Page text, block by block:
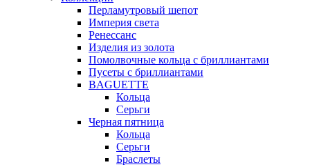
Перламутровый шепот
Империя света
Ренессанс
Изделия из золота
Помолвочные кольца с бриллиантами
Пусеты с бриллиантами
BAGUETTE
Кольца
Серьги
Черная пятница
Кольца
Серьги
Браслеты